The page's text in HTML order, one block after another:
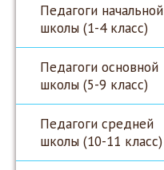
Педагоги начальной
школы (1-4 класс)
Педагоги основной
школы (5-9 класс)
Педагоги средней
школы (10-11 класс)